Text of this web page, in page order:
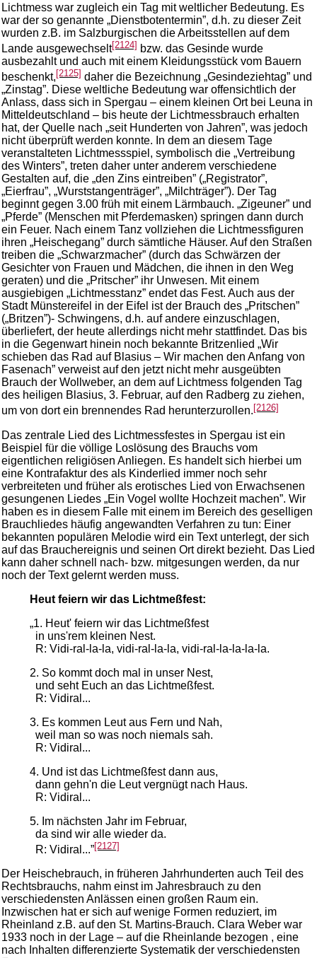
Lichtmess war zugleich ein Tag mit weltlicher Bedeutung. Es
war der so genannte „Dienstbotentermin”, d.h. zu dieser Zeit
wurden z.B. im Salzburgischen die Arbeitsstellen auf dem
Lande ausgewechselt[2124] bzw. das Gesinde wurde
ausbezahlt und auch mit einem Kleidungsstück vom Bauern
beschenkt, [2125] daher die Bezeichnung „Gesindeziehtag” und
„Zinstag”. Diese weltliche Bedeutung war offensichtlich der
Anlass, dass sich in Spergau – einem kleinen Ort bei Leuna in
Mitteldeutschland – bis heute der Lichtmessbrauch erhalten
hat, der Quelle nach „seit Hunderten von Jahren”, was jedoch
nicht überprüft werden konnte. In dem an diesem Tage
veranstalteten Lichtmessspiel, symbolisch die „Vertreibung
des Winters”, treten daher unter anderem verschiedene
Gestalten auf, die „den Zins eintreiben” („Registrator”,
„Eierfrau”, „Wurststangenträger”, „Milchträger”). Der Tag
beginnt gegen 3.00 früh mit einem Lärmbauch. „Zigeuner” und
„Pferde” (Menschen mit Pferdemasken) springen dann durch
ein Feuer. Nach einem Tanz vollziehen die Lichtmessfiguren
ihren „Heischegang” durch sämtliche Häuser. Auf den Straßen
treiben die „Schwarzmacher” (durch das Schwärzen der
Gesichter von Frauen und Mädchen, die ihnen in den Weg
geraten) und die „Pritscher” ihr Unwesen. Mit einem
ausgiebigen „Lichtmesstanz” endet das Fest. Auch aus der
Stadt Münstereifel in der Eifel ist der Brauch des „Pritschen”
(„Britzen”)- Schwingens, d.h. auf andere einzuschlagen,
überliefert, der heute allerdings nicht mehr stattfindet. Das bis
in die Gegenwart hinein noch bekannte Britzenlied „Wir
schieben das Rad auf Blasius – Wir machen den Anfang von
Fasenach” verweist auf den jetzt nicht mehr ausgeübten
Brauch der Wollweber, an dem auf Lichtmess folgenden Tag
des heiligen Blasius, 3. Februar, auf den Radberg zu ziehen,
um von dort ein brennendes Rad herunterzurollen.[2126]
Das zentrale Lied des Lichtmessfestes in Spergau ist ein
Beispiel für die völlige Loslösung des Brauchs vom
eigentlichen religiösen Anliegen. Es handelt sich hierbei um
eine Kontrafaktur des als Kinderlied immer noch sehr
verbreiteten und früher als erotisches Lied von Erwachsenen
gesungenen Liedes „Ein Vogel wollte Hochzeit machen”. Wir
haben es in diesem Falle mit einem im Bereich des geselligen
Brauchliedes häufig angewandten Verfahren zu tun: Einer
bekannten populären Melodie wird ein Text unterlegt, der sich
auf das Brauchereignis und seinen Ort direkt bezieht. Das Lied
kann daher schnell nach- bzw. mitgesungen werden, da nur
noch der Text gelernt werden muss.
Heut feiern wir das Lichtmeßfest:
„1. Heut' feiern wir das Lichtmeßfest
in uns'rem kleinen Nest.
R: Vidi-ral-la-la, vidi-ral-la-la, vidi-ral-la-la-la-la.
2. So kommt doch mal in unser Nest,
und seht Euch an das Lichtmeßfest.
R: Vidiral...
3. Es kommen Leut aus Fern und Nah,
weil man so was noch niemals sah.
R: Vidiral...
4. Und ist das Lichtmeßfest dann aus,
dann gehn'n die Leut vergnügt nach Haus.
R: Vidiral...
5. Im nächsten Jahr im Februar,
da sind wir alle wieder da.
R: Vidiral...”[2127]
Der Heischebrauch, in früheren Jahrhunderten auch Teil des
Rechtsbrauchs, nahm einst im Jahresbrauch zu den
verschiedensten Anlässen einen großen Raum ein.
Inzwischen hat er sich auf wenige Formen reduziert, im
Rheinland z.B. auf den St. Martins-Brauch. Clara Weber war
1933 noch in der Lage – auf die Rheinlande bezogen , eine
nach Inhalten differenzierte Systematik der verschiedensten